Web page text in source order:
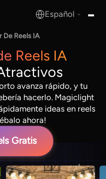
Español
De Reels IA
Reels IA
avanza rápido, y tu
hacerlo. Magiclight
ideas en reels
ahora!
Gratis